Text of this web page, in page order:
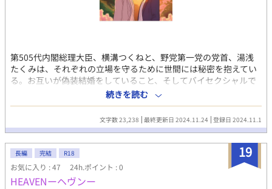
第505代内閣総理大臣、横溝つくねと、野党第一党の党首、湯浅
たくみは、それぞれの立場を守るために世間には秘密を抱えてい
る。お互いが偽装結婚をしていること、そしてバイセクシャルで
あることは絶対に知られてはならない。しかし、二人は長い間、
密かに愛し合ってきた。 物語の舞台は、日本の政界。表向きは対
立する立場にある二人だが、裏では夜な夜な逢瀬を重ね、苦しい
胸の内を打ち明け合っている。しかし、周囲には探りを入れるメ
に政界には、社会的に「理想の夫婦」としての横溝と湯浅が存在
し、愛する人と過ごすことが叶わない苦悩と葛藤が彼らを追い詰
める。
続きを読む
文字数 23,238 最終更新日 2024.11.24 登録日 2024.11.1
19
長編 完結 R18
お気に入り : 47 24h.ポイント : 0
HEAVENーヘヴンー